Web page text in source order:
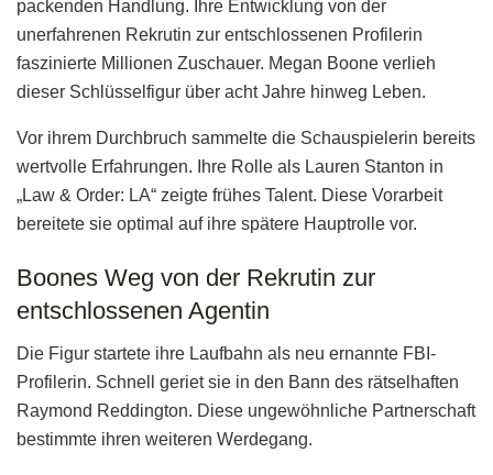
packenden Handlung. Ihre Entwicklung von der
unerfahrenen Rekrutin zur entschlossenen Profilerin
faszinierte Millionen Zuschauer. Megan Boone verlieh
dieser Schlüsselfigur über acht Jahre hinweg Leben.
Vor ihrem Durchbruch sammelte die Schauspielerin bereits
wertvolle Erfahrungen. Ihre Rolle als Lauren Stanton in
„Law & Order: LA“ zeigte frühes Talent. Diese Vorarbeit
bereitete sie optimal auf ihre spätere Hauptrolle vor.
Boones Weg von der Rekrutin zur
entschlossenen Agentin
Die Figur startete ihre Laufbahn als neu ernannte FBI-
Profilerin. Schnell geriet sie in den Bann des rätselhaften
Raymond Reddington. Diese ungewöhnliche Partnerschaft
bestimmte ihren weiteren Werdegang.